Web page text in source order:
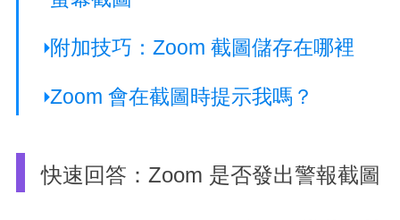
附加技巧：Zoom 截圖儲存在哪裡
Zoom 會在截圖時提示我嗎？
快速回答：Zoom 是否發出警報截圖